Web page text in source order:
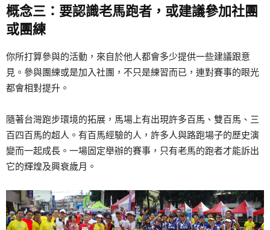
概念三：要認識老馬跑者，或建議參加社團
或團練
你所打算參與的活動，來自於他人都會多少提供一些建議跟意
見。參與團練或是加入社團，不只是練習而已，連對賽事的眼光
都會相對提升。
隨著台灣跑步環境的拓展，馬場上有出現許多百馬、雙百馬、三
百四百馬的超人。有百馬經驗的人，許多人與路跑場子的歷史演
變而一起成長。一場固定舉辦的賽事，只有老馬的跑者才能訴出
它的輝煌及興衰歲月。